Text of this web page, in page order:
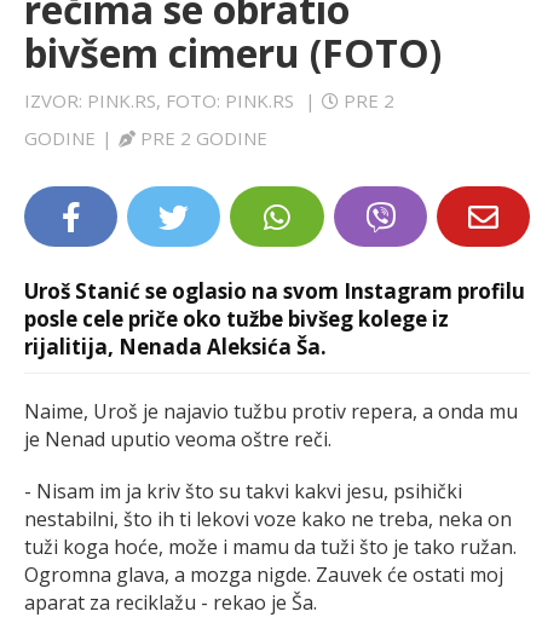
LIFESTYLE
EXTRA
bivšem cimeru (FOTO)
IZVOR: PINK.RS, FOTO: PINK.RS |
PRE 2
GODINE | PRE 2 GODINE
Uroš Stanić se oglasio na svom Instagram profilu
posle cele priče oko tužbe bivšeg kolege iz
rijalitija, Nenada Aleksića Ša.
Naime, Uroš je najavio tužbu protiv repera, a onda mu
je Nenad uputio veoma oštre reči.
- Nisam im ja kriv što su takvi kakvi jesu, psihički
nestabilni, što ih ti lekovi voze kako ne treba, neka on
tuži koga hoće, može i mamu da tuži što je tako ružan.
Ogromna glava, a mozga nigde. Zauvek će ostati moj
aparat za reciklažu - rekao je Ša.